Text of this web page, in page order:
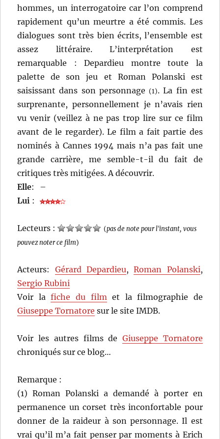
hommes, un interrogatoire car l’on comprend
rapidement qu’un meurtre a été commis. Les
dialogues sont très bien écrits, l’ensemble est
assez littéraire. L’interprétation est
remarquable : Depardieu montre toute la
palette de son jeu et Roman Polanski est
saisissant dans son personnage(1). La fin est
surprenante, personnellement je n’avais rien
vu venir (veillez à ne pas trop lire sur ce film
avant de le regarder). Le film a fait partie des
nominés à Cannes 1994 mais n’a pas fait une
grande carrière, me semble-t-il du fait de
critiques très mitigées. A découvrir.
Elle:
–
Lui :
Lecteurs : (pas de note pour l'instant, vous
pouvez noter ce film)
Acteurs: Gérard Depardieu,Roman Polanski,
Sergio Rubini
Voir lafiche du filmet la filmographie de
Giuseppe Tornatore sur le site IMDB.
Voir les autres films de Giuseppe Tornatore
chroniqués sur ce blog…
Remarque :
(1) Roman Polanski a demandé à porter en
permanence un corset très inconfortable pour
donner de la raideur à son personnage. Il est
vrai qu’il m’a fait penser par moments à Erich